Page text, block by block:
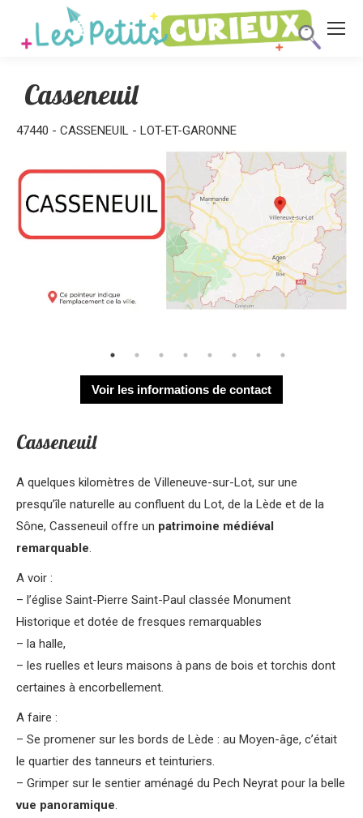
Casseneuil
47440 - CASSENEUIL - LOT-ET-GARONNE
Voir les informations de contact
Casseneuil
A quelques kilomètres de Villeneuve-sur-Lot, sur une
presqu’île naturelle au confluent du Lot, de la Lède et de la
Sône, Casseneuil offre un patrimoine médiéval
remarquable.
A voir :
– l’église Saint-Pierre Saint-Paul classée Monument
Historique et dotée de fresques remarquables
– la halle,
– les ruelles et leurs maisons à pans de bois et torchis dont
certaines à encorbellement.
A faire :
– Se promener sur les bords de Lède : au Moyen-âge, c’était
le quartier des tanneurs et teinturiers.
– Grimper sur le sentier aménagé du Pech Neyrat pour la belle
vue panoramique.